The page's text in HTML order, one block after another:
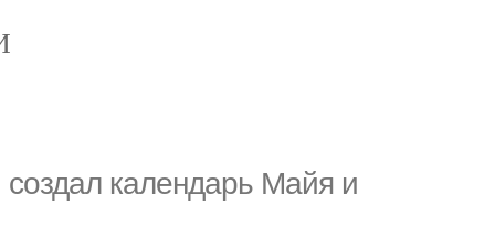
календарь Майя и